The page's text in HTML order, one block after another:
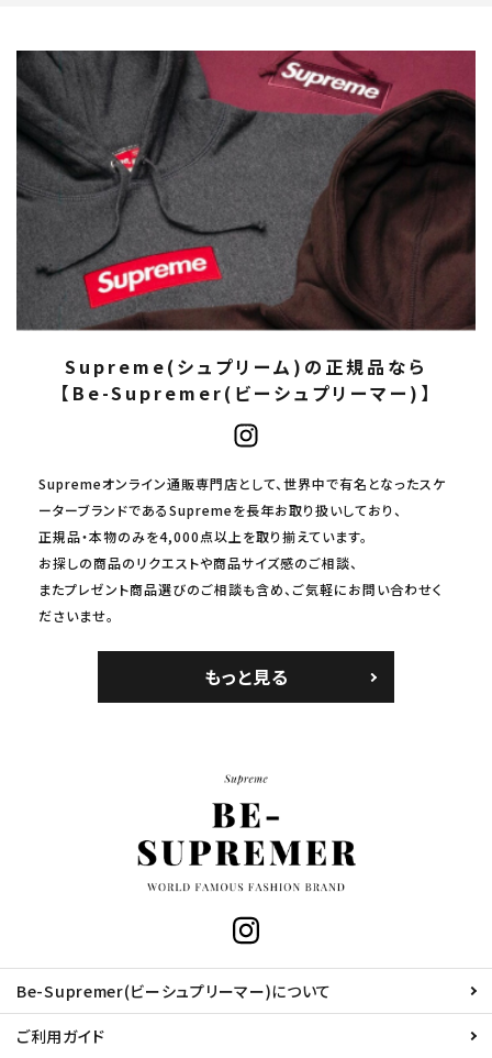
Supreme(シュプリーム)の正規品なら
【Be-Supremer(ビーシュプリーマー)】
Supremeオンライン通販専門店として、世界中で有名となったスケ
ーターブランドであるSupremeを長年お取り扱いしており、
正規品・本物のみを4,000点以上を取り揃えています。
お探しの商品のリクエストや商品サイズ感のご相談、
またプレゼント商品選びのご相談も含め、ご気軽にお問い合わせく
ださいませ。
もっと見る
Be-Supremer(ビーシュプリーマー)について
ご利用ガイド